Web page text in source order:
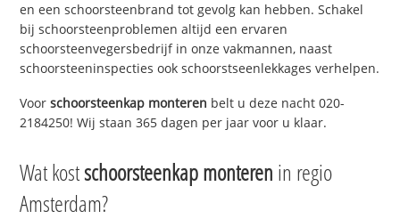
en een schoorsteenbrand tot gevolg kan hebben. Schakel
bij schoorsteenproblemen altijd een ervaren
schoorsteenvegersbedrijf in onze vakmannen, naast
schoorsteeninspecties ook schoorstseenlekkages verhelpen.
Voorschoorsteenkap monteren belt u deze nacht 020-
2184250! Wij staan 365 dagen per jaar voor u klaar.
Wat kostschoorsteenkap monteren in regio
Amsterdam?